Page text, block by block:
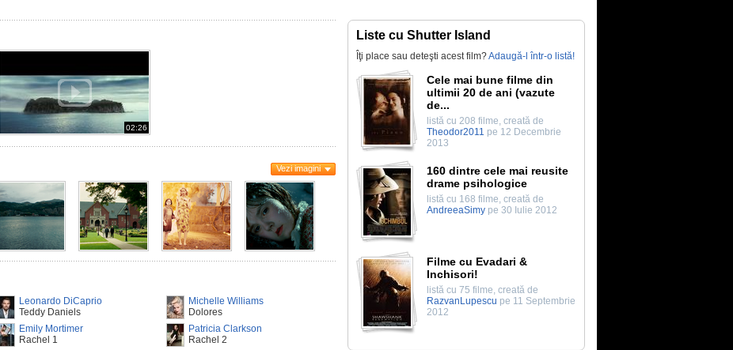
02:26
Vezi imagini
Leonardo DiCaprio
Teddy Daniels
Michelle Williams
Dolores
Emily Mortimer
Rachel 1
Patricia Clarkson
Rachel 2
Liste cu Shutter Island
Îţi place sau deteşti acest film?Adaugă-l într-o listă!
Cele mai bune filme din
ultimii 20 de ani (vazute
de...
listă cu 208 filme, creată de
Theodor2011 pe 12 Decembrie
2013
160 dintre cele mai reusite
drame psihologice
listă cu 168 filme, creată de
AndreeaSimy pe 30 Iulie 2012
Filme cu Evadari &
Inchisori!
listă cu 75 filme, creată de
RazvanLupescu pe 11 Septembrie
2012